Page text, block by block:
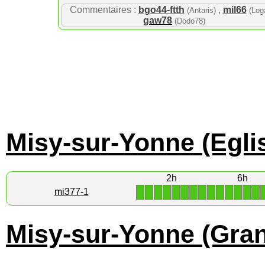
Commentaires : bgo44-ftth (Antaris), mil66
gaw78 (Dodo78)
Misy-sur-Yonne
2h
6h
mi377-1
Misy-sur-Yonne